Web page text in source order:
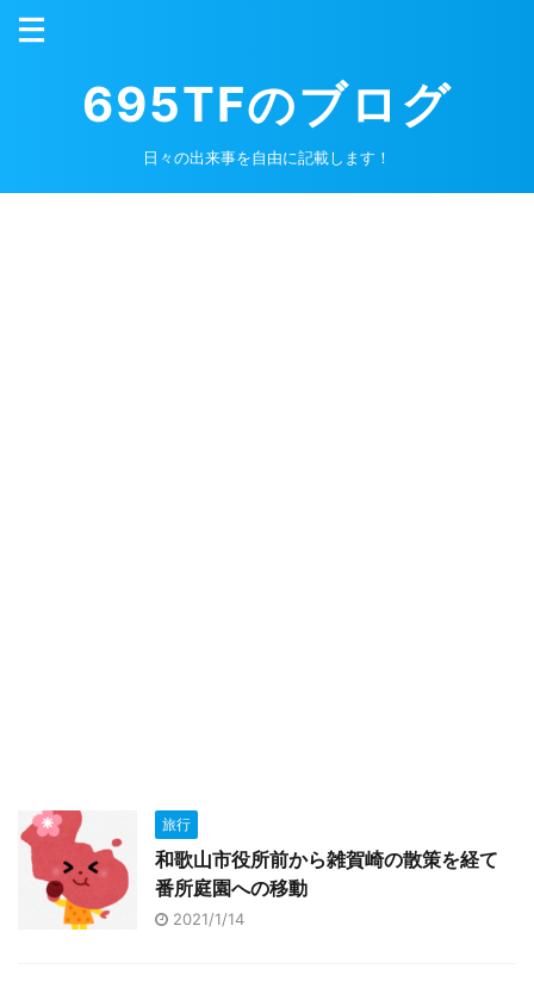
695TFのブログ
日々の出来事を自由に記載します！
旅行
和歌山市役所前から雑賀崎の散策を経て
番所庭園への移動
2021/1/14